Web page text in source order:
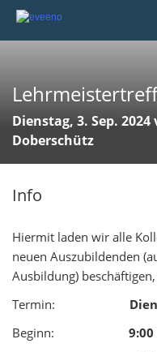
Dienstag, 3. Sep. 2024
Doberschütz
Info
Hiermit laden wir alle
neuen Auszubildenden
Ausbildung)
Termin:
Beginn: